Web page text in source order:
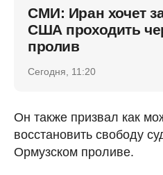
СМИ: Иран хочет
США проходить
пролив
Сегодня, 11:20
Он также призвал как
восстановить свободу
Ормузском проливе.